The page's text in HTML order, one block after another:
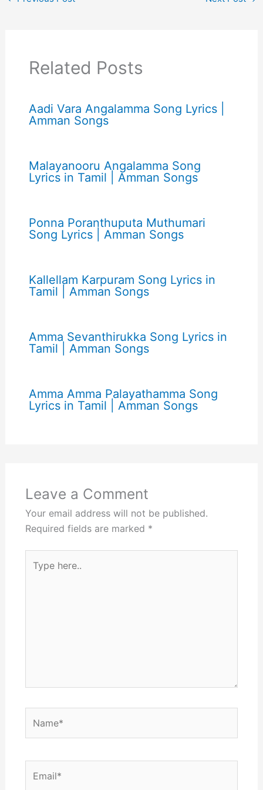
Related Posts
Aadi Vara Angalamma Song Lyrics |
Amman Songs
Malayanooru Angalamma Song
Lyrics in Tamil | Amman Songs
Ponna Poranthuputa Muthumari
Song Lyrics | Amman Songs
Kallellam Karpuram Song Lyrics in
Tamil | Amman Songs
Amma Sevanthirukka Song Lyrics in
Tamil | Amman Songs
Amma Amma Palayathamma Song
Lyrics in Tamil | Amman Songs
Leave a Comment
Your email address will not be published.
Required fields are marked *
here..